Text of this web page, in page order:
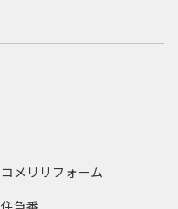
コメリリフォーム